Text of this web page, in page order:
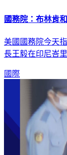
國務院：布林肯
美國國務院今天
長王毅在印尼峇
國際